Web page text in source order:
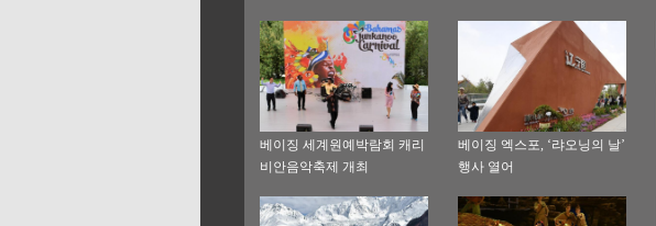
베이징 세계원예박람회 캐리
비안음악축제 개최
베이징 엑스포, ‘랴오닝의 날’
행사 열어